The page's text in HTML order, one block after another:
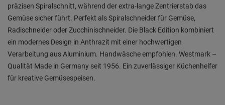
präzisen Spiralschnitt, während der extra-lange Zentrierstab das
Gemüse sicher führt. Perfekt als Spiralschneider für Gemüse,
Radischneider oder Zucchinischneider. Die Black Edition kombiniert
ein modernes Design in Anthrazit mit einer hochwertigen
Verarbeitung aus Aluminium. Handwäsche empfohlen. Westmark –
Qualität Made in Germany seit 1956. Ein zuverlässiger Küchenhelfer
für kreative Gemüsespeisen.